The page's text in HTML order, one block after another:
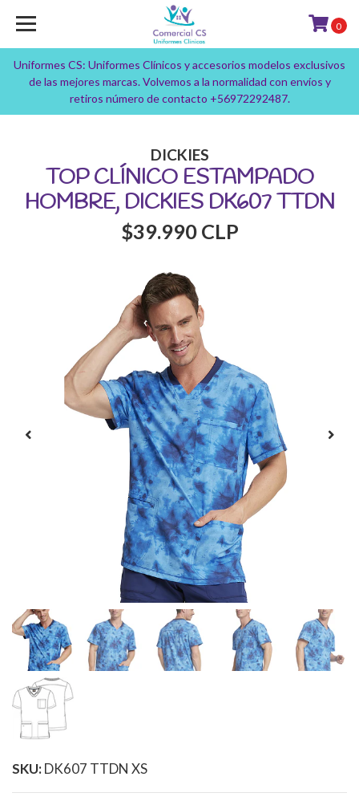
Uniformes CS: Uniformes Clínicos y accesorios modelos exclusivos
de las mejores marcas. Volvemos a la normalidad con envíos y
retiros número de contacto +56972292487.
0
DICKIES
TOP CLÍNICO ESTAMPADO
HOMBRE, DICKIES DK607 TTDN
$39.990 CLP
SKU:DK607 TTDN XS